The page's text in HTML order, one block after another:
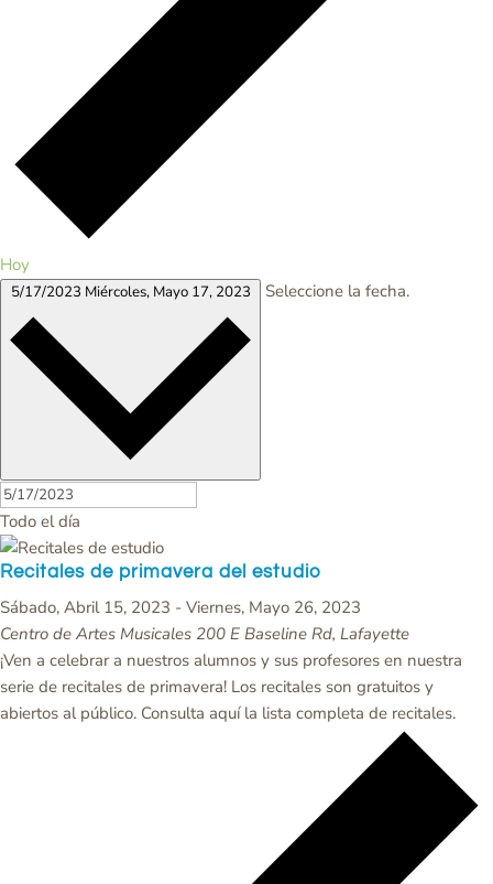
Hoy
5/17/2023 Miércoles, Mayo 17, 2023 Seleccione la fecha.
Todo el día
Recitales de primavera del estudio
Sábado, Abril 15, 2023 - Viernes, Mayo 26, 2023
Centro de Artes Musicales 200 E Baseline Rd, Lafayette
¡Ven a celebrar a nuestros alumnos y sus profesores en nuestra
serie de recitales de primavera! Los recitales son gratuitos y
abiertos al público. Consulta aquí la lista completa de recitales.